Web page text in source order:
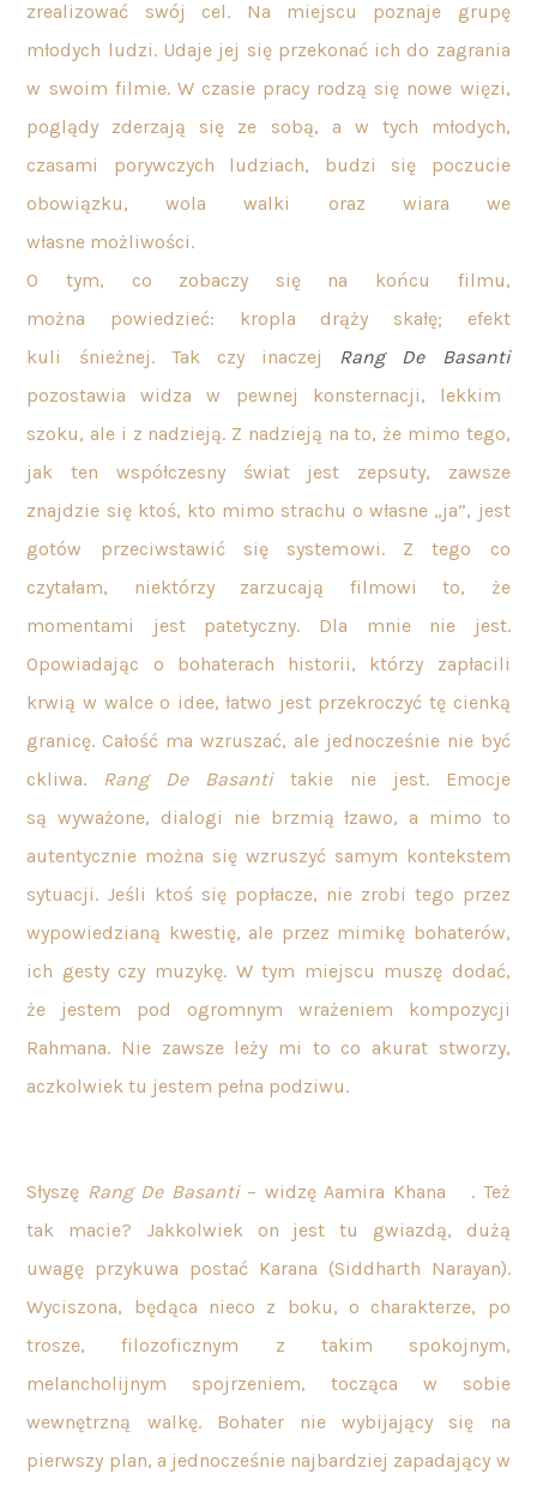
zrealizować swój cel. Na miejscu poznaje grupę
młodych ludzi. Udaje jej się przekonać ich do zagrania
w swoim filmie. W czasie pracy rodzą się nowe więzi,
poglądy zderzają się ze sobą, a w tych młodych,
czasami porywczych ludziach, budzi się poczucie
obowiązku, wola walki oraz wiara we
własne możliwości.
O tym, co zobaczy się na końcu filmu,
można powiedzieć: kropla drąży skałę; efekt
kuli śnieżnej. Tak czy inaczej Rang De Basanti
pozostawia widza w pewnej konsternacji, lekkim
szoku, ale i z nadzieją. Z nadzieją na to, że mimo tego,
jak ten współczesny świat jest zepsuty, zawsze
znajdzie się ktoś, kto mimo strachu o własne „ja”, jest
gotów przeciwstawić się systemowi. Z tego co
czytałam, niektórzy zarzucają filmowi to, że
momentami jest patetyczny. Dla mnie nie jest.
Opowiadając o bohaterach historii, którzy zapłacili
krwią w walce o idee, łatwo jest przekroczyć tę cienką
granicę. Całość ma wzruszać, ale jednocześnie nie być
ckliwa. Rang De Basantitakie nie jest. Emocje
sąwyważone, dialogi nie brzmią łzawo, a mimo to
autentycznie można się wzruszyć samym kontekstem
sytuacji. Jeśli ktoś się popłacze, nie zrobi tego przez
wypowiedzianą kwestię, ale przez mimikę bohaterów,
ich gesty czy muzykę. W tym miejscu muszę dodać,
że jestem pod ogromnym wrażeniem kompozycji
Rahmana. Nie zawsze leży mi to co akurat stworzy,
aczkolwiek tu jestem pełna podziwu.
Słyszę Rang De Basanti – widzę Aamira Khana
. Też
tak macie? Jakkolwiek on jest tu gwiazdą, dużą
uwagę przykuwa postać Karana (Siddharth Narayan).
Wyciszona, będąca nieco z boku, o charakterze, po
trosze, filozoficznym z takim spokojnym,
melancholijnym spojrzeniem, tocząca w sobie
wewnętrzną walkę. Bohater nie wybijający się na
pierwszy plan, a jednocześnie najbardziej zapadający w